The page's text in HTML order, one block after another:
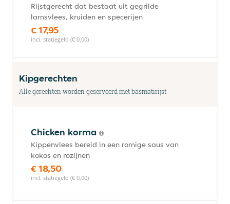
Rijstgerecht dat bestaat uit gegrilde
lamsvlees, kruiden en specerijen
€ 17,95
incl. statiegeld (€ 0,00)
Kipgerechten
Alle gerechten worden geserveerd met basmatirijst
Chicken korma
Kippenvlees bereid in een romige saus van
kokos en rozijnen
€ 18,50
incl. statiegeld (€ 0,00)